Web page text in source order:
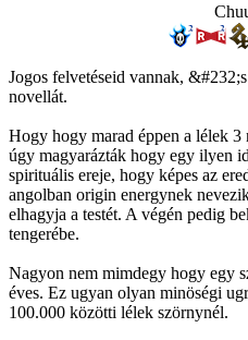
Jogos felvetéseid vannak,
novellát.
Hogy hogy marad éppen a lélek
úgy magyarázták hogy egy ilyen
spirituális ereje, hogy képes az
angolban origin energynek
elhagyja a testét. A végén pedig
tengerébe.
Nagyon nem mimdegy hogy egy
éves. Ez ugyan olyan minöségi
100.000 közötti lélek szörnynél.